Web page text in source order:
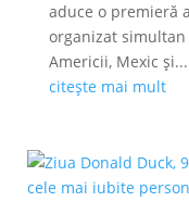
aduce o premieră
organizat
Americii, Mexic și...
citește mai mult